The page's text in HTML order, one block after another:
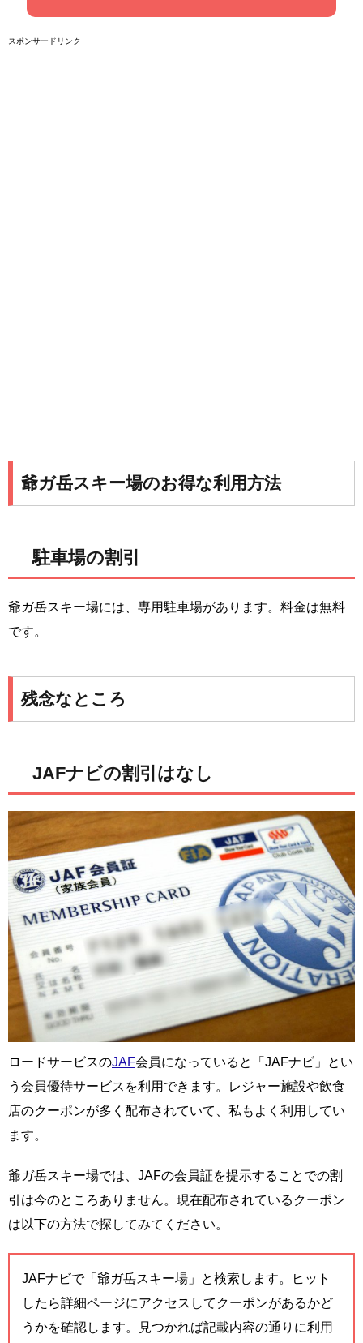
スポンサードリンク
爺ガ岳スキー場のお得な利用方法
駐車場の割引
爺ガ岳スキー場には、専用駐車場があります。料金は無料
です。
残念なところ
JAFナビの割引はなし
ロードサービスのJAF会員になっていると「JAFナビ」とい
う会員優待サービスを利用できます。レジャー施設や飲食
店のクーポンが多く配布されていて、私もよく利用してい
ます。
爺ガ岳スキー場では、JAFの会員証を提示することでの割
引は今のところありません。現在配布されているクーポン
は以下の方法で探してみてください。
JAFナビで「爺ガ岳スキー場」と検索します。ヒット
したら詳細ページにアクセスしてクーポンがあるかど
うかを確認します。見つかれば記載内容の通りに利用